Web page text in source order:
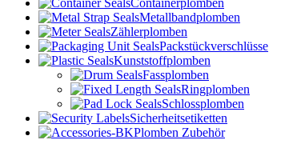
Containerplomben
Metallbandplomben
Zählerplomben
Packstückverschlüsse
Kunststoffplomben
Fassplomben
Ringplomben
Schlossplomben
Sicherheitsetiketten
Plomben Zubehör